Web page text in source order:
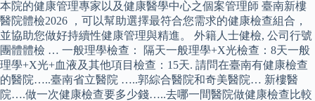
本院的健康管理專家以及健康醫學中心之個案管理師 臺南新樓
醫院體檢2026 ，可以幫助選擇最符合您需求的健康檢查組合，
並協助您做好持續性健康管理與精進。 外籍人士健檢, 公司行號
團體體檢 … 一般理學檢查： 隔天一般理學+X光檢查：8天一般
理學+X光+血液及其他項目檢查：15天. 請問在臺南有健康檢查
的醫院…..臺南省立醫院 …..郭綜合醫院和奇美醫院… 新樓醫
院….做一次健康檢查要多少錢…..去哪一間醫院做健康檢查比較